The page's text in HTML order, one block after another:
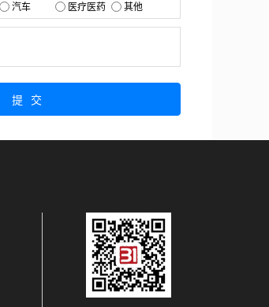
汽车 医疗医药 其他
提交